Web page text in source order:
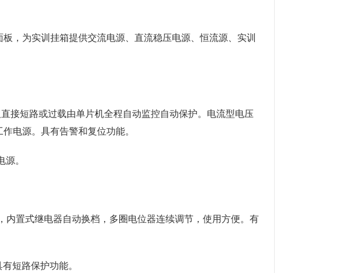
，为实训挂箱提供交流电源、直流稳压电源、恒流源、实训
接短路或过载由单片机全程自动监控自动保护。电流型电压
作电源。具有告警和复位功能。
。
内置式继电器自动换档，多圈电位器连续调节，使用方便。有
短路保护功能。